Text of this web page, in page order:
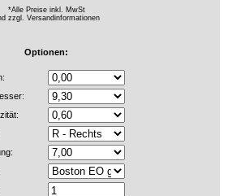
*Alle Preise inkl. MwSt
zzgl. Versandinformationen
Optionen: